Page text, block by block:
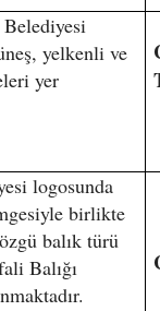
yelkenli ve
yer
logosunda
birlikte
balık türü
Balığı